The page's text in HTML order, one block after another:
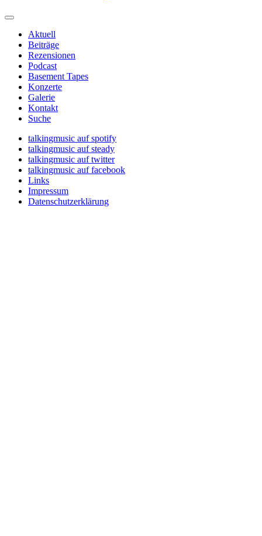
Aktuell
Beiträge
Rezensionen
Podcast
Basement Tapes
Konzerte
Galerie
Kontakt
Suche
talkingmusic auf spotify
talkingmusic auf steady
talkingmusic auf twitter
talkingmusic auf facebook
Links
Impressum
Datenschutzerklärung